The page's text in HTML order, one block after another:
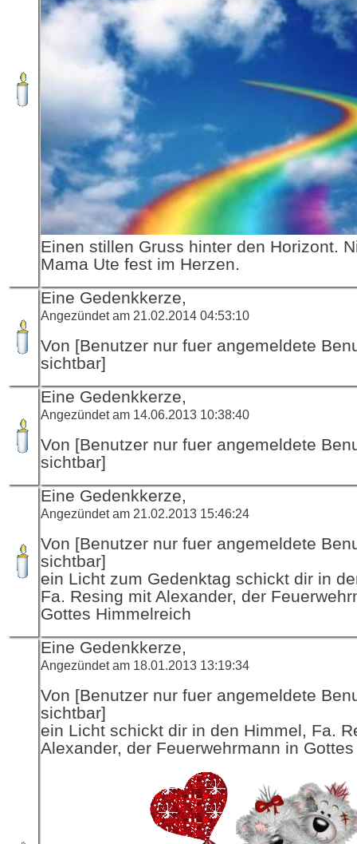
Einen stillen Gruss hinter den Horizont.
Mama Ute fest im Herzen.
Eine Gedenkkerze,
Angezündet am 21.02.2014 04:53:10
Von [Benutzer nur fuer angemeldete
sichtbar]
Eine Gedenkkerze,
Angezündet am 14.06.2013 10:38:40
Von [Benutzer nur fuer angemeldete
sichtbar]
Eine Gedenkkerze,
Angezündet am 21.02.2013 15:46:24
Von [Benutzer nur fuer angemeldete
sichtbar]
ein Licht zum Gedenktag schickt dir in
Fa. Resing mit Alexander, der
Gottes Himmelreich
Eine Gedenkkerze,
Angezündet am 18.01.2013 13:19:34
Von [Benutzer nur fuer angemeldete
sichtbar]
ein Licht schickt dir in den Himmel, Fa.
Alexander, der Feuerwehrmann in Gottes